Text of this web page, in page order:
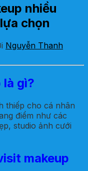
nhiều
chọn
Nguyễn Thanh
là gì?
thiếp cho cá nhân
điểm như các
studio ảnh cưới
makeup